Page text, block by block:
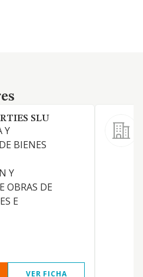
SLU
Y
BIENES
Y
OBRAS DE
E
VER FICHA